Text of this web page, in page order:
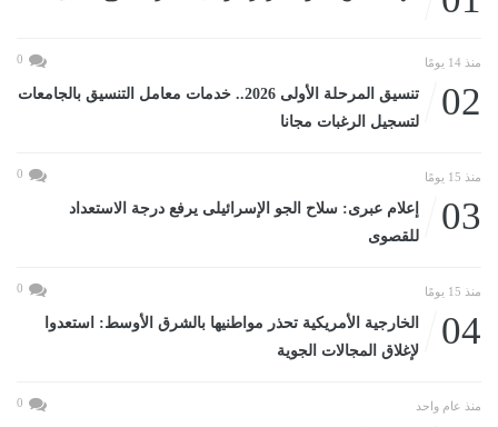
منذ 14 يومًا 0
02
تنسيق المرحلة الأولى 2026.. خدمات معامل التنسيق بالجامعات
لتسجيل الرغبات مجانا
منذ 15 يومًا 0
03
إعلام عبرى: سلاح الجو الإسرائيلى يرفع درجة الاستعداد
للقصوى
منذ 15 يومًا 0
04
الخارجية الأمريكية تحذر مواطنيها بالشرق الأوسط: استعدوا
لإغلاق المجالات الجوية
منذ عام واحد 0